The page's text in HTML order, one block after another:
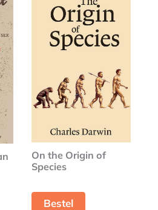
On the Origin of
Species
Bestel